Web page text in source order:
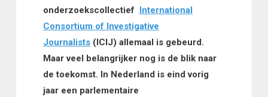
onderzoekscollectief International
Consortium of Investigative
Journalists(ICIJ) allemaal is gebeurd.
Maar veel belangrijker nog is de blik naar
de toekomst. In Nederland is eind vorig
jaar een parlementaire